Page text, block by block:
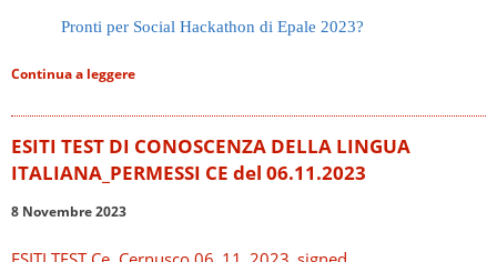
Pronti per Social Hackathon di Epale 2023?
Continua a leggere
ESITI TEST DI CONOSCENZA DELLA LINGUA
ITALIANA_PERMESSI CE del 06.11.2023
8 Novembre 2023